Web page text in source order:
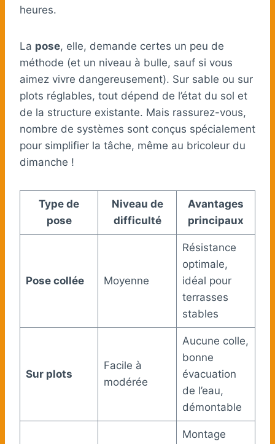
heures.
La pose, elle, demande certes un peu de
méthode (et un niveau à bulle, sauf si vous
aimez vivre dangereusement). Sur sable ou sur
plots réglables, tout dépend de l’état du sol et
de la structure existante. Mais rassurez-vous,
nombre de systèmes sont conçus spécialement
pour simplifier la tâche, même au bricoleur du
dimanche !
Type de
pose
Niveau de
difficulté
Avantages
principaux
Pose collée Moyenne
Résistance
optimale,
idéal pour
terrasses
stables
Sur plots
Facile à
modérée
Aucune colle,
bonne
évacuation
de l’eau,
démontable
Montage